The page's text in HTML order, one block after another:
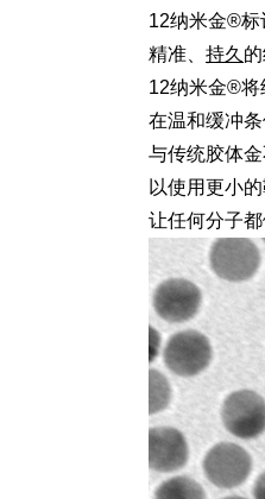
12纳米金®标
精准、 持久
12纳米金®将
在温和缓冲
与传统胶体
以使用更小
让任何分子